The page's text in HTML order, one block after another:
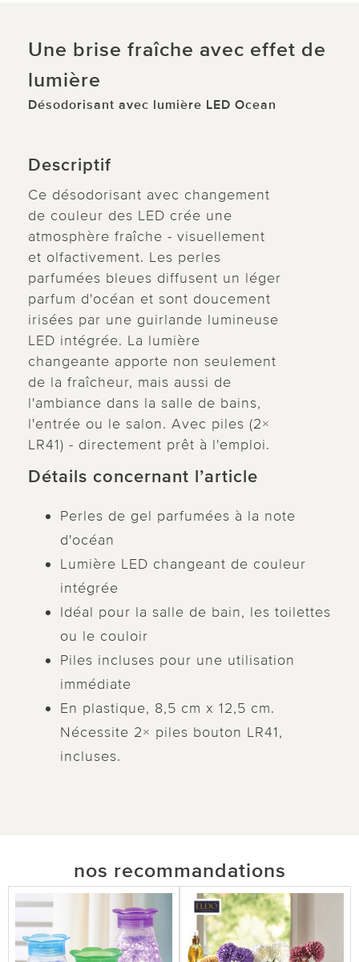
Une brise fraîche avec effet de
lumière
Désodorisant avec lumière LED Ocean
Descriptif
Ce désodorisant avec changement
de couleur des LED crée une
atmosphère fraîche - visuellement
et olfactivement. Les perles
parfumées bleues diffusent un léger
parfum d'océan et sont doucement
irisées par une guirlande lumineuse
LED intégrée. La lumière
changeante apporte non seulement
de la fraîcheur, mais aussi de
l'ambiance dans la salle de bains,
l'entrée ou le salon. Avec piles (2×
LR41) - directement prêt à l'emploi.
Détails concernant l’article
Perles de gel parfumées à la note
d'océan
Lumière LED changeant de couleur
intégrée
Idéal pour la salle de bain, les toilettes
ou le couloir
Piles incluses pour une utilisation
immédiate
En plastique, 8,5 cm x 12,5 cm.
Nécessite 2× piles bouton LR41,
incluses.
nos recommandations